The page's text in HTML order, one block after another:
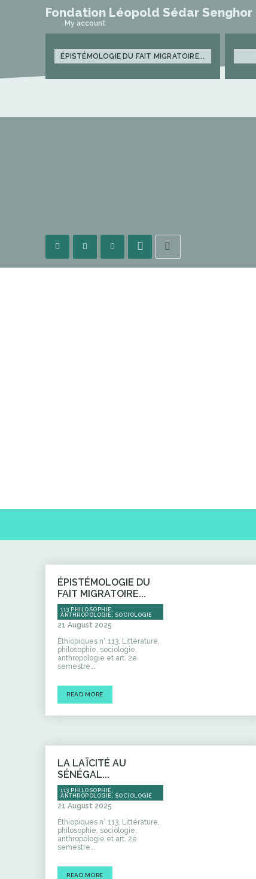
Fondation Léopold Sédar Senghor
My account
ÉPISTÉMOLOGIE DU FAIT MIGRATOIRE...
ÉPISTÉMOLOGIE DU
FAIT MIGRATOIRE...
113 PHILOSOPHIE,
ANTHROPOLOGIE, SOCIOLOGIE
21 August 2025
Éthiopiques n° 113. Littérature,
philosophie, sociologie,
anthropologie et art. 2e
semestre...
READ MORE
LA LAÏCITÉ AU
SÉNÉGAL...
113 PHILOSOPHIE,
ANTHROPOLOGIE, SOCIOLOGIE
21 August 2025
Éthiopiques n° 113. Littérature,
philosophie, sociologie,
anthropologie et art. 2e
semestre...
READ MORE